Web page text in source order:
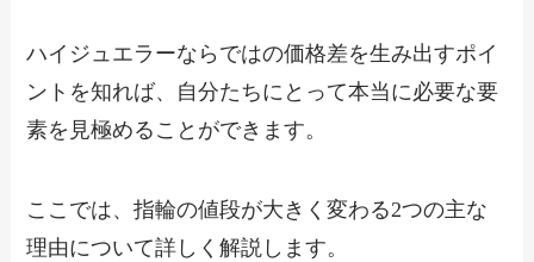
ハイジュエラーならではの価格差を生み出すポイ
ントを知れば、自分たちにとって本当に必要な要
素を見極めることができます。
ここでは、指輪の値段が大きく変わる2つの主な
理由について詳しく解説します。